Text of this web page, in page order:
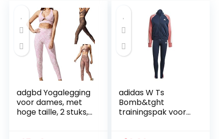
adgbd Yogalegging
voor dames, met
hoge taille, 2 stuks,
adidas W Ts
Bomb&tght
trainingspak voor